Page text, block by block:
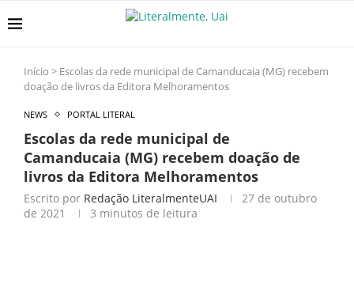
Início > Escolas da rede municipal de Camanducaia (MG) recebem
doação de livros da Editora Melhoramentos
NEWS PORTAL LITERAL
Escolas da rede municipal de
Camanducaia (MG) recebem doação de
livros da Editora Melhoramentos
Escrito por Redação LiteralmenteUAI
27 de outubro
de 2021
3 minutos de leitura